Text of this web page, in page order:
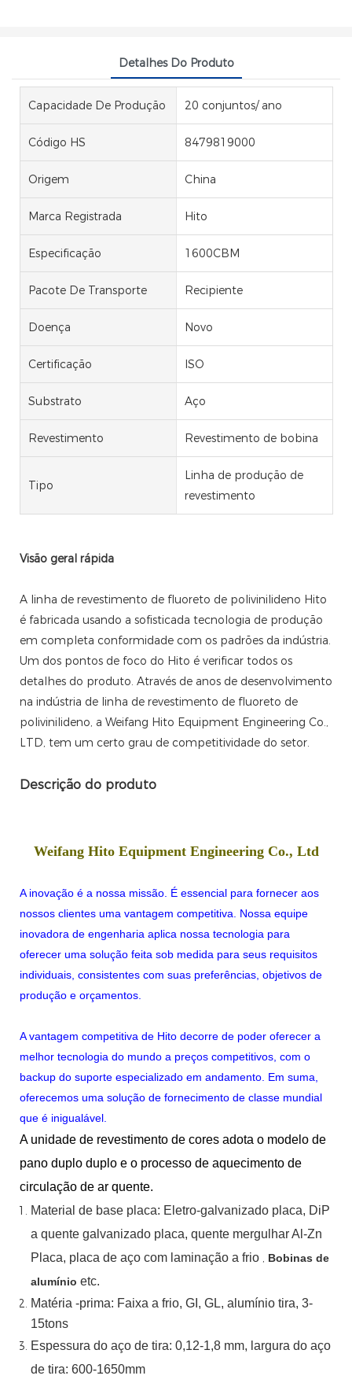
Detalhes Do Produto
Capacidade De Produção 20 conjuntos/ ano
Código HS 8479819000
Origem China
Marca Registrada Hito
Especificação 1600CBM
Pacote De Transporte Recipiente
Doença Novo
Certificação ISO
Substrato Aço
Revestimento Revestimento de bobina
Tipo
Linha de produção de
revestimento
Visão geral rápida
A linha de revestimento de fluoreto de polivinilideno Hito
é fabricada usando a sofisticada tecnologia de produção
em completa conformidade com os padrões da indústria.
Um dos pontos de foco do Hito é verificar todos os
detalhes do produto. Através de anos de desenvolvimento
na indústria de linha de revestimento de fluoreto de
polivinilideno, a Weifang Hito Equipment Engineering Co.,
LTD, tem um certo grau de competitividade do setor.
Descrição do produto
Weifang Hito Equipment Engineering Co., Ltd
A inovação é a nossa missão. É essencial para fornecer aos
nossos clientes uma vantagem competitiva. Nossa equipe
inovadora de engenharia aplica nossa tecnologia para
oferecer uma solução feita sob medida para seus requisitos
individuais, consistentes com suas preferências, objetivos de
produção e orçamentos.
A vantagem competitiva de Hito decorre de poder oferecer a
melhor tecnologia do mundo a preços competitivos, com o
backup do suporte especializado em andamento. Em suma,
oferecemos uma solução de fornecimento de classe mundial
que é inigualável.
A unidade de revestimento de cores adota o modelo de
pano duplo duplo e o processo de aquecimento de
circulação de ar quente.
Material de base placa: Eletro-galvanizado placa, DiP
a quente galvanizado placa, quente mergulharAl-Zn
Placa, placa de aço com laminação a frio , Bobinas de
alumínio etc.
Matéria -prima: Faixa a frio, GI, GL, alumínio tira, 3-
15tons
Espessura do aço de tira: 0,12-1,8 mm, largura do aço
de tira: 600-1650mm